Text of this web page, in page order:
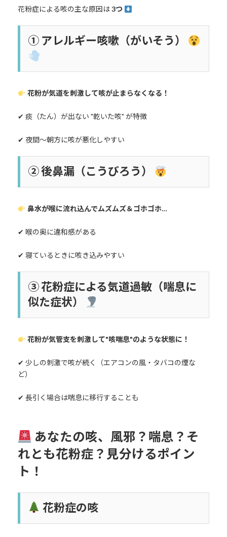
花粉症による咳の主な原因は3つ
① アレルギー咳嗽（がいそう）
花粉が気道を刺激して咳が止まらなくなる！
✔ 痰（たん）が出ない "乾いた咳" が特徴
✔ 夜間～朝方に咳が悪化しやすい
②後鼻漏（こうびろう）
鼻水が喉に流れ込んでムズムズ＆ゴホゴホ…
✔ 喉の奥に違和感がある
✔ 寝ているときに咳き込みやすい
③花粉症による気道過敏（喘息に
似た症状）
花粉が気管支を刺激して"咳喘息"のような状態に！
✔ 少しの刺激で咳が続く（エアコンの風・タバコの煙な
ど）
✔ 長引く場合は喘息に移行することも
あなたの咳、風邪？喘息？そ
れとも花粉症？見分けるポイン
ト！
花粉症の咳